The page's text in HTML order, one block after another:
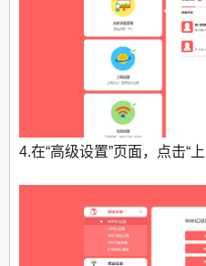
4.在“高级设置”页面，点击“上